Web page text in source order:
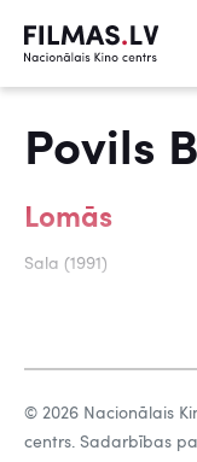
Povils
Lomās
Sala (1991)
© 2026 Nacionālais
centrs. Sadarbības